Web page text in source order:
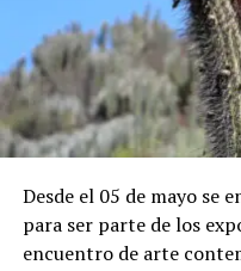
Desde el 05 de mayo se
para ser parte de los
encuentro de arte